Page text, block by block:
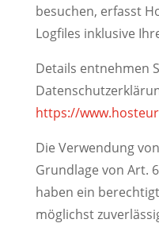
besuchen, erfasst
Logfiles inklusive
Details entnehmen
https://
Die Verwendung
Grundlage von Art.
haben ein
möglichst